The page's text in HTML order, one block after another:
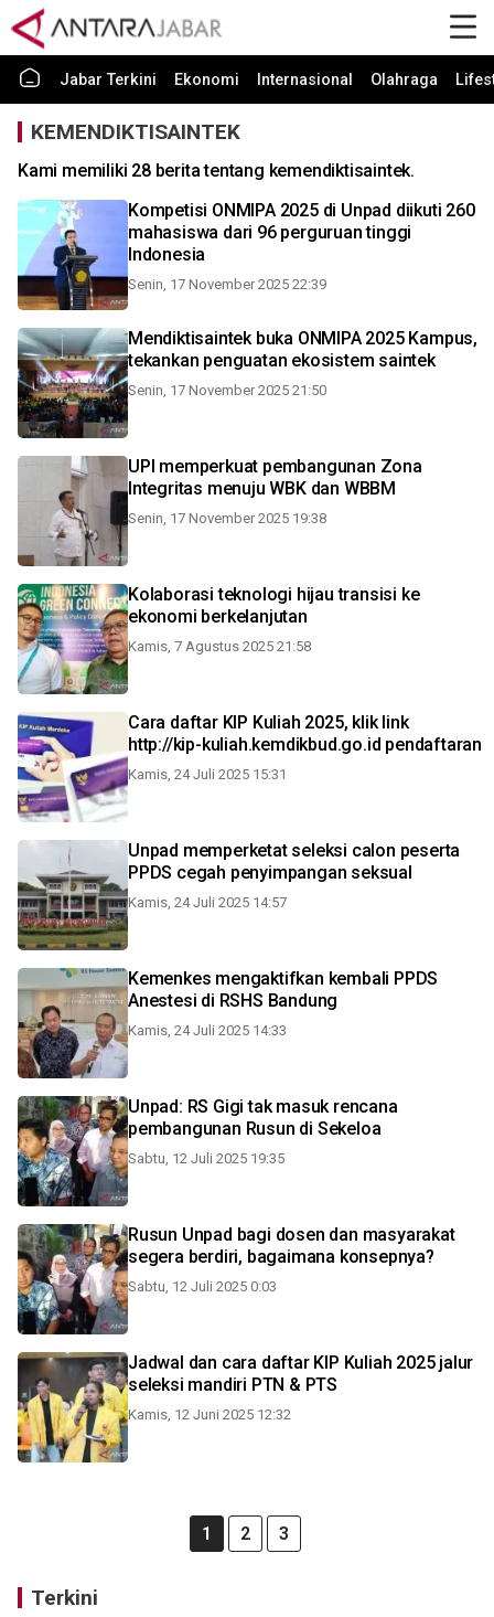
Jabar Terkini Ekonomi Internasional Olahraga
KEMENDIKTISAINTEK
Kami memiliki 28 berita tentang kemendiktisaintek.
Kompetisi ONMIPA 2025 di Unpad diikuti 260
mahasiswa dari 96 perguruan tinggi
Indonesia
Senin, 17 November 2025 22:39
Mendiktisaintek buka ONMIPA 2025 Kampus,
tekankan penguatan ekosistem saintek
Senin, 17 November 2025 21:50
UPI memperkuat pembangunan Zona
Integritas menuju WBK dan WBBM
Senin, 17 November 2025 19:38
Kolaborasi teknologi hijau transisi ke
ekonomi berkelanjutan
Kamis, 7 Agustus 2025 21:58
Cara daftar KIP Kuliah 2025, klik link
http://kip-kuliah.kemdikbud.go.id pendaftaran
Kamis, 24 Juli 2025 15:31
Unpad memperketat seleksi calon peserta
PPDS cegah penyimpangan seksual
Kamis, 24 Juli 2025 14:57
Kemenkes mengaktifkan kembali PPDS
Anestesi di RSHS Bandung
Kamis, 24 Juli 2025 14:33
Unpad: RS Gigi tak masuk rencana
pembangunan Rusun di Sekeloa
Sabtu, 12 Juli 2025 19:35
Rusun Unpad bagi dosen dan masyarakat
segera berdiri, bagaimana konsepnya?
Sabtu, 12 Juli 2025 0:03
Jadwal dan cara daftar KIP Kuliah 2025 jalur
seleksi mandiri PTN & PTS
Kamis, 12 Juni 2025 12:32
1 2 3
Terkini